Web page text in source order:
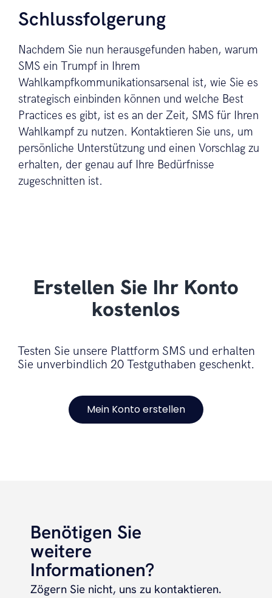
Schlussfolgerung
Nachdem Sie nun herausgefunden haben, warum
SMS ein Trumpf in Ihrem
Wahlkampfkommunikationsarsenal ist, wie Sie es
strategisch einbinden können und welche Best
Practices es gibt, ist es an der Zeit, SMS für Ihren
Wahlkampf zu nutzen. Kontaktieren Sie uns, um
persönliche Unterstützung und einen Vorschlag zu
erhalten, der genau auf Ihre Bedürfnisse
zugeschnitten ist.
Erstellen Sie Ihr Konto
kostenlos
Testen Sie unsere Plattform SMS und erhalten
Sie unverbindlich 20 Testguthaben geschenkt.
Mein Konto erstellen
Benötigen Sie
weitere
Informationen?
Zögern Sie nicht, uns zu kontaktieren.